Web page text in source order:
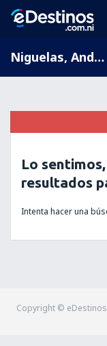
Niguelas, Andalucía, España
Lo
resultados
Intenta hacer una
Copyright ©